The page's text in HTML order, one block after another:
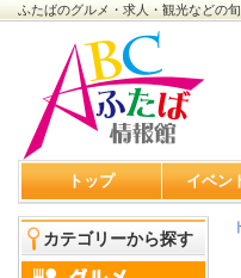
ふたばのグルメ・求人・観光などの
トップ イベン
カテゴリーから探す